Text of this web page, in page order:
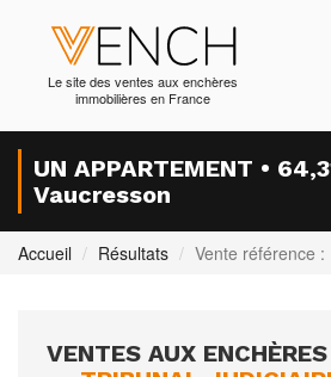
Le site des ventes aux enchères
immobilières en France
UN APPARTEMENT •
Vaucresson
Accueil Résultats Vente référence :
VENTES AUX